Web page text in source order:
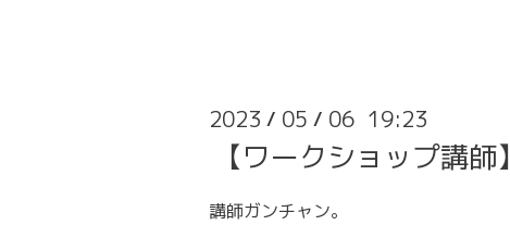
2023 / 05 / 06 19:23
【ワークショップ講師】
講師ガンチャン。